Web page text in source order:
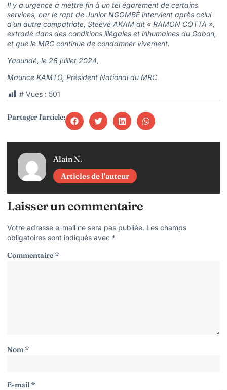
Il y a urgence à mettre fin à un tel égarement de certains
services, car le rapt de Junior NGOMBÈ intervient après celui
d’un autre compatriote, Steeve AKAM dit « RAMON COTTA »,
extradé dans des conditions illégales et inhumaines du Gabon,
et que le MRC continue de condamner vivement.
Yaoundé, le 26 juillet 2024,
Maurice KAMTO, Président National du MRC.
# Vues : 501
Partager l'article:
Alain N.
Articles de l'auteur
Laisser un commentaire
Votre adresse e-mail ne sera pas publiée. Les champs
obligatoires sont indiqués avec *
Commentaire*
Nom*
E-mail*